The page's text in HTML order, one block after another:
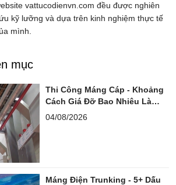
vattucodienvn.com đều được nghiên
kỹ lưỡng và dựa trên kinh nghiệm thực tế
mình.
mục
Thi Công Máng Cáp - Khoảng
Cách Giá Đỡ Bao Nhiêu Là
Chuẩn?
04/08/2026
Máng Điện Trunking - 5+ Dấu